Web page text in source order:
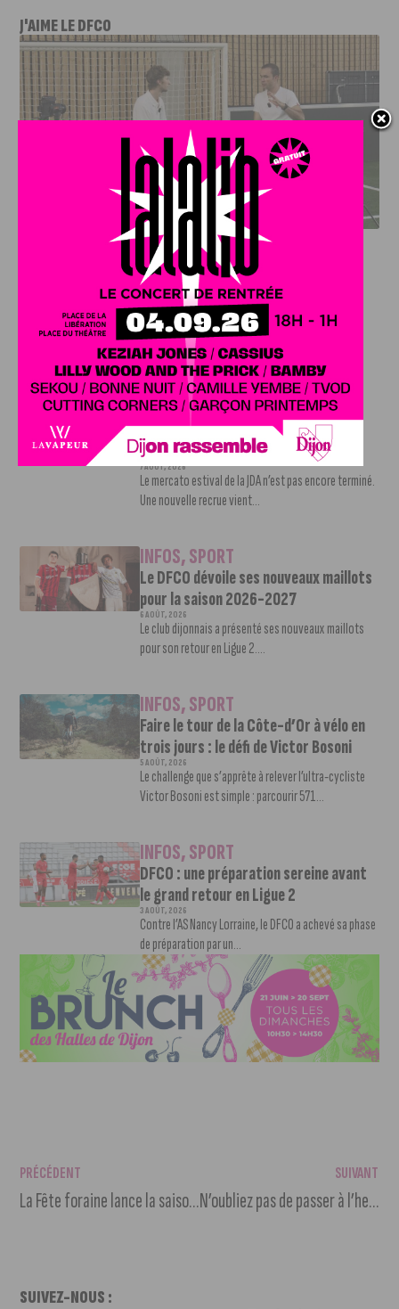
J'AIME LE DFCO
DFCO : RENCONTRE AVEC PIERRE-HENRI DEBALLON,
L’ARTISAN DE LA MONTÉE EN LIGUE 2
INFOS SPORT
DFCO : Rencontre avec Pierre-Henri
Deballon, l’artisan de la montée en
Ligue 2
7 AOÛT, 2026
Le DFCO est de retour en Ligue 2 après trois ans
d’absence. La saison...
INFOS,SPORT
Nouvelle arrivée à la JDA Basket,
Shevon Thompson est dijonnais
7 AOÛT, 2026
Le mercato estival de la JDA n’est pas encore terminé.
Une nouvelle recrue vient...
INFOS,SPORT
Le DFCO dévoile ses nouveaux maillots
pour la saison 2026-2027
6 AOÛT, 2026
Le club dijonnais a présenté ses nouveaux maillots
pour son retour en Ligue 2....
INFOS,SPORT
Faire le tour de la Côte-d’Or à vélo en
trois jours : le défi de Victor Bosoni
5 AOÛT, 2026
Le challenge que s’apprête à relever l’ultra-cycliste
Victor Bosoni est simple : parcourir 571...
INFOS,SPORT
DFCO : une préparation sereine avant
le grand retour en Ligue 2
3 AOÛT, 2026
Contre l’AS Nancy Lorraine, le DFCO a achevé sa phase
de préparation par un...
PRÉCÉDENT
La Fête foraine lance la saison des festivités hivernales à Dijon
SUIVANT
N’oubliez pas de passer à l’heure d’hiver !
SUIVEZ-NOUS :